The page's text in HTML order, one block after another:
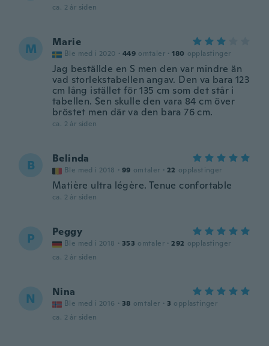
ca. 2 år siden
M Marie
Ble med i 2020 · 449 omtaler · 180 opplastinger
Jag beställde en S men den var mindre än
vad storlekstabellen angav. Den va bara 123
cm lång istället för 135 cm som det står i
tabellen. Sen skulle den vara 84 cm över
bröstet men där va den bara 76 cm.
ca. 2 år siden
B Belinda
Ble med i 2018 · 99 omtaler · 22 opplastinger
Matière ultra légère. Tenue confortable
ca. 2 år siden
P Peggy
Ble med i 2018 · 353 omtaler · 292 opplastinger
ca. 2 år siden
N Nina
Ble med i 2016 · 38 omtaler · 3 opplastinger
ca. 2 år siden